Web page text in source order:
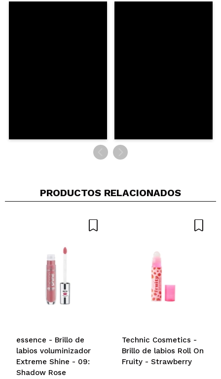
PRODUCTOS RELACIONADOS
essence - Brillo de
labios voluminizador
Extreme Shine - 09:
Shadow Rose
Technic Cosmetics -
Brillo de labios Roll On
Fruity - Strawberry